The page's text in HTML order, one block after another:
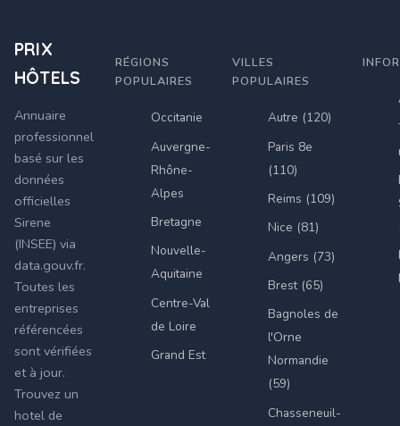
PRIX
HÔTELS
Annuaire
professionnel
basé sur les
données
officielles
Sirene
(INSEE) via
data.gouv.fr.
Toutes les
entreprises
référencées
sont vérifiées
et à jour.
Trouvez un
hotel de
RÉGIONS
POPULAIRES
Occitanie
Auvergne-
Rhône-
Alpes
Bretagne
Nouvelle-
Aquitaine
Centre-Val
de Loire
Grand Est
VILLES
POPULAIRES
Autre (120)
Paris 8e
(110)
Reims (109)
Nice (81)
Angers (73)
Brest (65)
Bagnoles de
l'Orne
Normandie
(59)
Chasseneuil-